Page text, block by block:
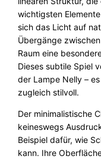
o
L
i
g
h
t
M
e
n
g
e
wichtigsten
sich das Licht auf
Übergänge
Raum eine
Dieses subtile Spiel
der Lampe Nelly –
zugleich stilvoll.
Der minimalistische
keineswegs
Beispiel dafür, wie
kann. Ihre